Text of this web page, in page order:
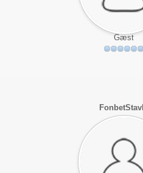
Gæst